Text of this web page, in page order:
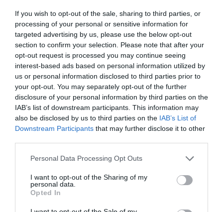
If you wish to opt-out of the sale, sharing to third parties, or
processing of your personal or sensitive information for
targeted advertising by us, please use the below opt-out
section to confirm your selection. Please note that after your
opt-out request is processed you may continue seeing
interest-based ads based on personal information utilized by
us or personal information disclosed to third parties prior to
your opt-out. You may separately opt-out of the further
disclosure of your personal information by third parties on the
IAB’s list of downstream participants. This information may
also be disclosed by us to third parties on the IAB’s List of
Downstream Participants that may further disclose it to other
Personal Data Processing Opt Outs
I want to opt-out of the Sharing of my
personal data.
Opted In
Muchas de las personas que más podrían ofrecer
al grupo no están dispuestas a asumir el desgaste
que conlleva participar en el espacio público.
Dejarse ver y expresar opinión puede salir caro, y
es extraño encontrar gente dispuesta a recibir
palos de una manera tan gratuita.
4 de abril: Cuántos años tenemos, más o menos
Hay bastante consenso en el hecho de que el
antigüedad, con un margen de error de unos 750
millones de años, arriba o abajo.